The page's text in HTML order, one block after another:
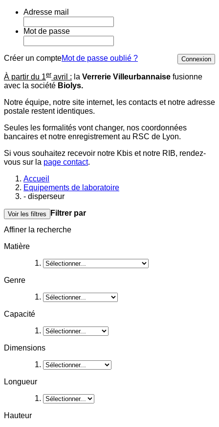
Adresse mail
Mot de passe
Créer un compte Connexion
Mot de passe oublié ?
À partir du 1er avril : la Verrerie Villeurbannaise fusionne
avec la société Biolys.
Notre équipe, notre site internet, les contacts et notre adresse
postale restent identiques.
Seules les formalités vont changer, nos coordonnées
bancaires et notre enregistrement au RSC de Lyon.
Si vous souhaitez recevoir notre Kbis et notre RIB, rendez-
vous sur la page contact.
Accueil
Equipements de laboratoire
- disperseur
Voir les filtres
Filtrer par
Affiner la recherche
Matière
Genre
Capacité
Dimensions
Longueur
Hauteur